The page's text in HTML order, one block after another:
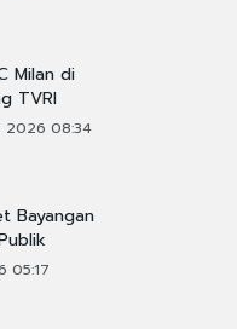
Milan di
TVRI
2026 08:34
Bayangan
05:17